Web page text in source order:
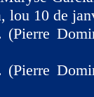
lou 10 de
(Pierre
(Pierre